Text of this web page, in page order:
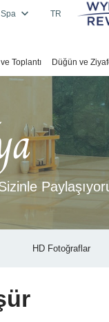
TR
Toplantı Düğün ve
HD Fotoğraflar